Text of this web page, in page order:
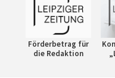
Förderbetrag für
die Redaktion